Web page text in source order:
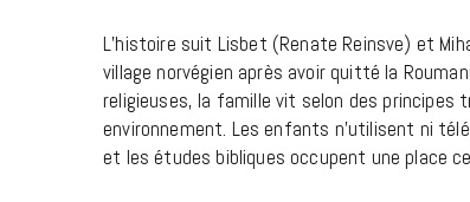
L’histoire suit Lisbet (Renate Reinsve) et
village norvégien après avoir quitté la
religieuses, la famille vit selon des
environnement. Les enfants n’utilisent ni
et les études bibliques occupent une place